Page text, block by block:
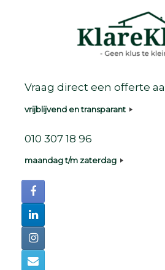
Vraag direct een offerte
vrijblijvend en transparant
010 307 18 96
maandag t/m zaterdag